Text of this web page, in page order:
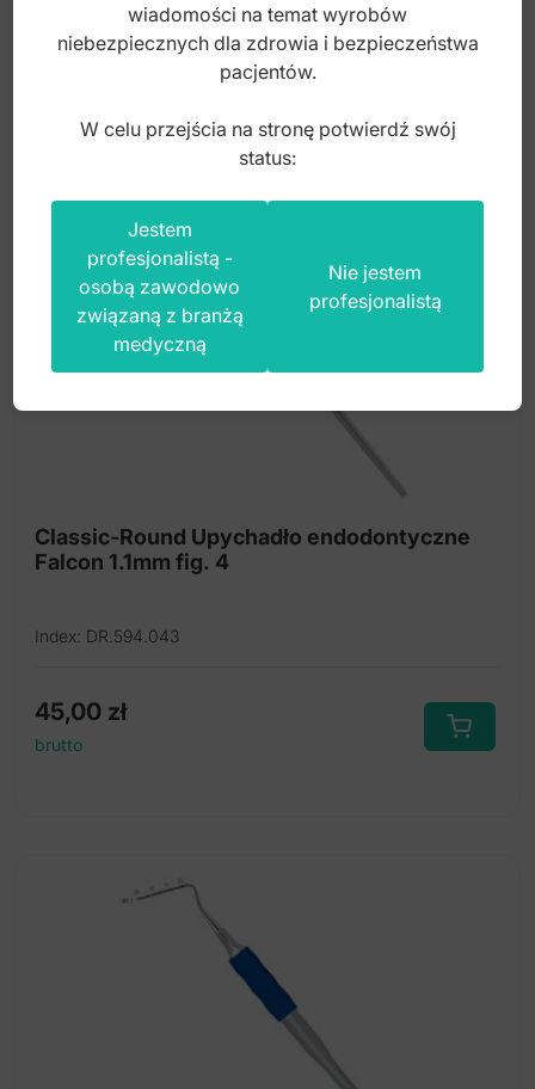
80,00zł
Classic-Round Upychadło endodontyczne
Falcon 1.1mm fig. 4
Index: DR.594.043
45,00 zł
brutto
wiadomości na temat wyrobów
niebezpiecznych dla zdrowia i bezpieczeństwa
pacjentów.
W celu przejścia na stronę potwierdź swój
status:
Jestem
profesjonalistą -
osobą zawodowo
związaną z branżą
medyczną
Nie jestem
profesjonalistą